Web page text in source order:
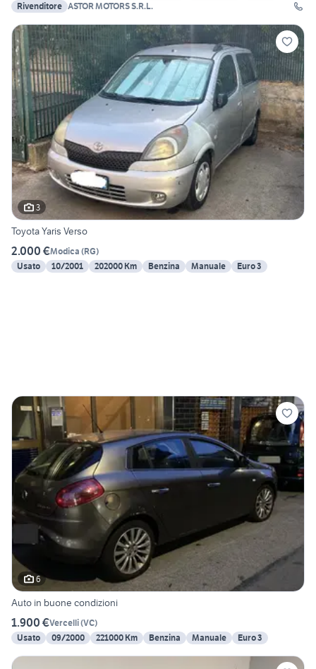
Rivenditore ASTOR MOTORS S.R.L.
3
Toyota Yaris Verso
2.000 €Modica (RG)
Usato
10/2001 202000 Km Benzina Manuale Euro 3
6
Auto in buone condizioni
1.900 €Vercelli(VC)
Usato
09/2000 221000 Km Benzina Manuale Euro 3